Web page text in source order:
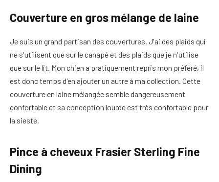
Couverture en gros mélange de laine
Je suis un grand partisan des couvertures. J'ai des plaids qui
ne s'utilisent que sur le canapé et des plaids que je n'utilise
que sur le lit. Mon chien a pratiquement repris mon préféré, il
est donc temps d'en ajouter un autre à ma collection. Cette
couverture en laine mélangée semble dangereusement
confortable et sa conception lourde est très confortable pour
la sieste.
Pince à cheveux Frasier Sterling Fine
Dining